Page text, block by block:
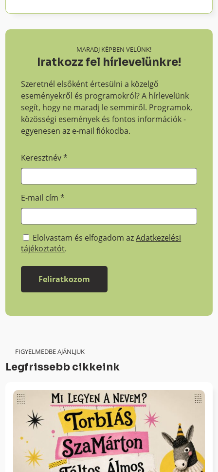
MARADJ KÉPBEN VELÜNK!
Iratkozz fel hírlevelünkre!
Szeretnél elsőként értesülni a közelgő
eseményekről és programokról? A hírlevelünk
segít, hogy ne maradj le semmiről. Programok,
közösségi események és fontos információk -
egyenesen az e-mail fiókodba.
Keresztnév*
E-mail cím*
Elolvastam és elfogadom azAdatkezelési
tájékoztatót.
FIGYELMEDBE AJÁNLJUK
Legfrissebb cikkeink